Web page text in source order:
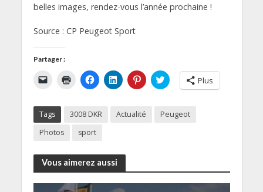
belles images, rendez-vous l’année prochaine !
Source : CP Peugeot Sport
Partager :
u
e
r
p
r
e
o
e
r
i
r
C
l
e
p
r
p
t
C
l
e
r
t
C
l
u
e
a
t
C
l
e
a
t
Plus
Tags 3008 DKR Actualité
Peugeot
Photos
sport
Vous aimerez aussi